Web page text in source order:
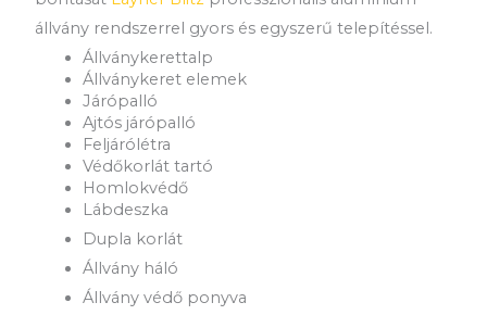
állvány rendszerrel gyors és egyszerű telepítéssel.
Állványkerettalp
Állványkeret elemek
Járópalló
Ajtós járópalló
Feljárólétra
Védőkorlát tartó
Homlokvédő
Lábdeszka
Dupla korlát
Állvány háló
Állvány védő ponyva